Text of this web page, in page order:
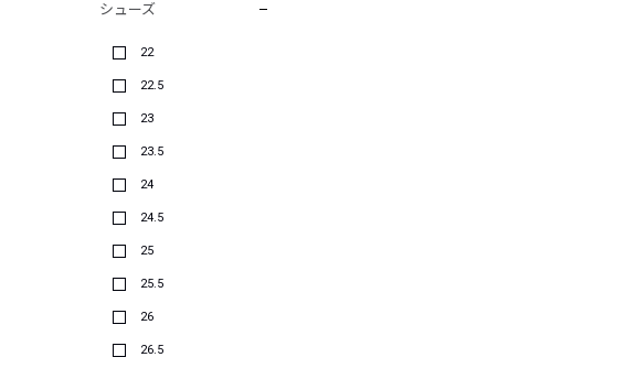
シューズ
22
22.5
23
23.5
24
24.5
25
25.5
26
26.5